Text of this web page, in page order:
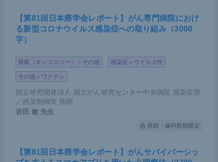
【第81回日本癌学会レポート】がん専門病院におけ
る新型コロナウイルス感染症への取り組み（3000
字）
腫瘍（オンコロジー）＞その他 感染症＞ウイルス性
その他＞ワクチン
国立研究開発法人 国立がん研究センター中央病院 感染症部
／感染制御室 医師
岩田 敏 先生
医師・歯科医師限定
【第81回日本癌学会レポート】がんサバイバーシッ